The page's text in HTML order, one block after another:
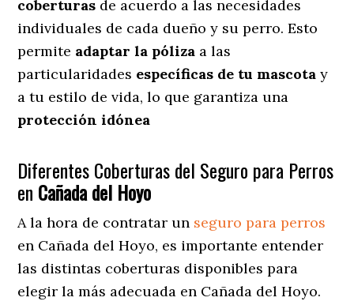
coberturas de acuerdo a las necesidades
individuales de cada dueño y su perro. Esto
permite adaptar la póliza a las
particularidades específicas de tu mascota y
a tu estilo de vida, lo que garantiza una
protección idónea
Diferentes Coberturas del Seguro para Perros
en Cañada del Hoyo
A la hora de contratar un seguro para perros
en Cañada del Hoyo, es importante entender
las distintas coberturas disponibles para
elegir la más adecuada en Cañada del Hoyo.